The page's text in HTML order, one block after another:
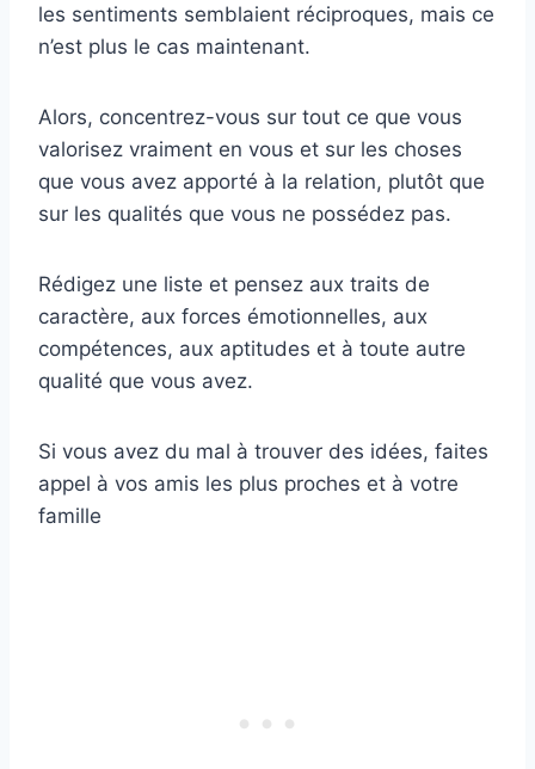
les sentiments semblaient réciproques, mais ce
n’est plus le cas maintenant.
Alors, concentrez-vous sur tout ce que vous
valorisez vraiment en vous et sur les choses
que vous avez apporté à la relation, plutôt que
sur les qualités que vous ne possédez pas.
Rédigez une liste et pensez aux traits de
caractère, aux forces émotionnelles, aux
compétences, aux aptitudes et à toute autre
qualité que vous avez.
Si vous avez du mal à trouver des idées, faites
appel à vos amis les plus proches et à votre
famille